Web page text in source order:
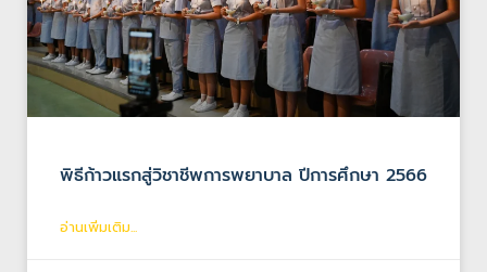
พิธีก้าวแรกสู่วิชาชีพการพยาบาล ปีการศึกษา 2566
อ่านเพิ่มเติม...